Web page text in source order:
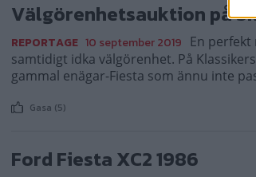
Välgörenhetsauktion på
REPORTAGE 10 september 2019 En
samtidigt idka välgörenhet. På
gammal enägar-Fiesta som ännu inte
Gasa (5)
Ford Fiesta XC2 1986